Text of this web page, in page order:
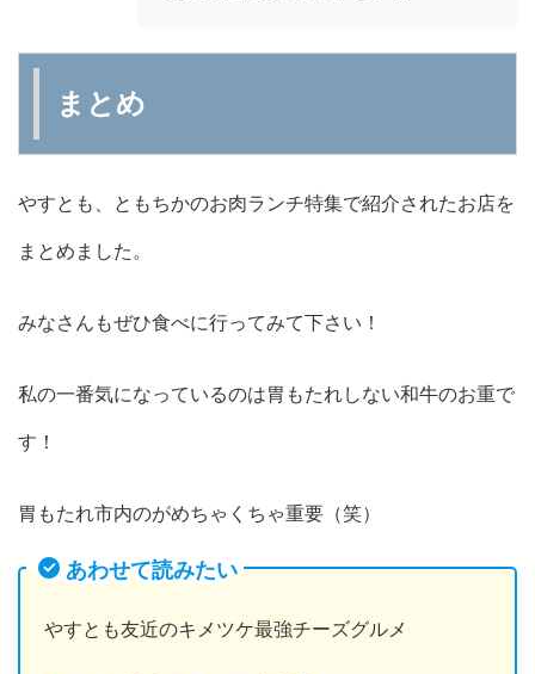
まとめ
やすとも、ともちかのお肉ランチ特集で紹介されたお店を
まとめました。
みなさんもぜひ食べに行ってみて下さい！
私の一番気になっているのは胃もたれしない和牛のお重で
す！
胃もたれ市内のがめちゃくちゃ重要（笑）
あわせて読みたい
やすとも友近のキメツケ最強チーズグルメ